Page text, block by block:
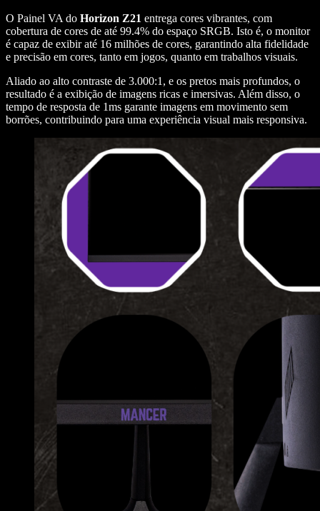
O Painel VA do Horizon Z21 entrega cores vibrantes, com
cobertura de cores de até 99.4% do espaço SRGB. Isto é, o monitor
é capaz de exibir até 16 milhões de cores, garantindo alta fidelidade
e precisão em cores, tanto em jogos, quanto em trabalhos visuais.
Aliado ao alto contraste de 3.000:1, e os pretos mais profundos, o
resultado é a exibição de imagens ricas e imersivas. Além disso, o
tempo de resposta de 1ms garante imagens em movimento sem
borrões, contribuindo para uma experiência visual mais responsiva.